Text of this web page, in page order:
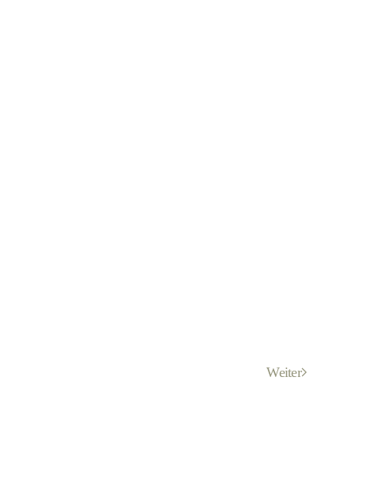
Weiter